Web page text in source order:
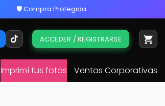
🛡️ Compra Protegida
ACCEDER / REGISTRARSE
Imprimí tus fotos Ventas Corporativas